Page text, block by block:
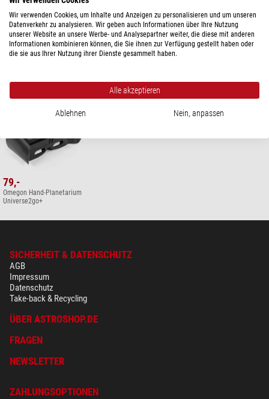
http://universe2go.com/de/kundenservice/faqs-bei-problemen/
Die FAQs für Fragen vor dem Kauf finden Sie hier:
http://universe2go.com/de/kundenservice/faqs-vor-dem-kauf/
UNIVERSE2GO
79,-
Omegon Hand-Planetarium
Universe2go+
SICHERHEIT & DATENSCHUTZ
AGB
Impressum
Datenschutz
Take-back & Recycling
ÜBER ASTROSHOP.DE
FRAGEN
NEWSLETTER
ZAHLUNGSOPTIONEN
Wir verwenden Cookies, um Inhalte und Anzeigen zu personalisieren und um unseren
Datenverkehr zu analysieren. Wir geben auch Informationen über Ihre Nutzung
unserer Website an unsere Werbe- und Analysepartner weiter, die diese mit anderen
Informationen kombinieren können, die Sie ihnen zur Verfügung gestellt haben oder
die sie aus Ihrer Nutzung ihrer Dienste gesammelt haben.
Alle akzeptieren
Ablehnen Nein, anpassen